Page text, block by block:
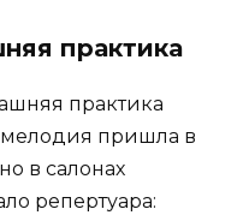
практика
практика
мелодия пришла в
в салонах
репертуара: